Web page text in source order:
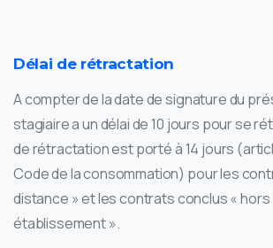
Délai de rétractation
A compter de la date de signature du
stagiaire a un délai de 10 jours pour se
de rétractation est porté à 14 jours
Code de la consommation) pour les
distance » et les contrats conclus « hors
établissement ».